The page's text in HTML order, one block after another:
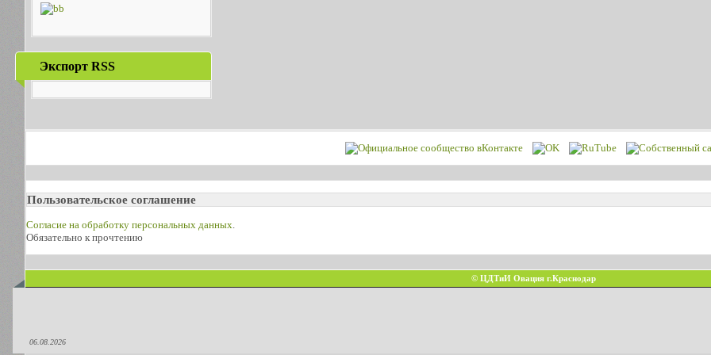
Экспорт RSS
Пользовательское соглашение
Согласие на обработку персональных данных.
Обязательно к прочтению
© ЦДТиИ Овация г.Краснодар
06.08.2026